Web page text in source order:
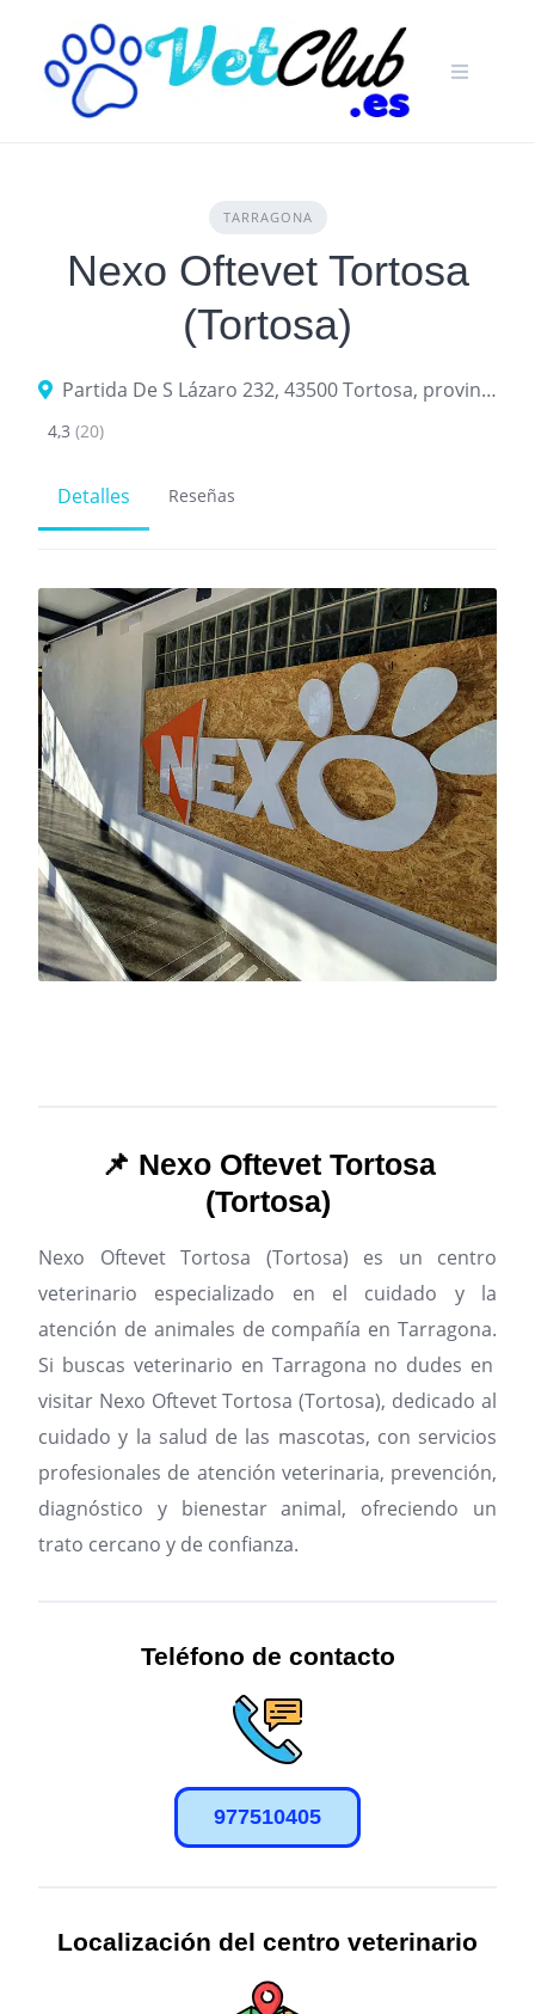
content
TARRAGONA
Nexo Oftevet Tortosa
(Tortosa)
Partida De S Lázaro 232, 43500 Tortosa, provincia de Tarragona, España
4,3 (20)
Detalles Reseñas
📌 Nexo Oftevet Tortosa
(Tortosa)
Nexo Oftevet Tortosa (Tortosa) es un centro
veterinario especializado en el cuidado y la
atención de animales de compañía en Tarragona.
Si buscas veterinario en Tarragona no dudes en
visitar Nexo Oftevet Tortosa (Tortosa), dedicado al
cuidado y la salud de las mascotas, con servicios
profesionales de atención veterinaria, prevención,
diagnóstico y bienestar animal, ofreciendo un
trato cercano y de confianza.
Teléfono de contacto
977510405
Localización del centro veterinario